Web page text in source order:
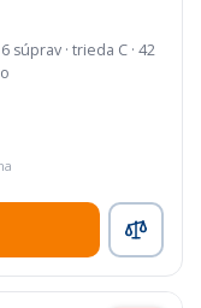
súprav · trieda C · 42